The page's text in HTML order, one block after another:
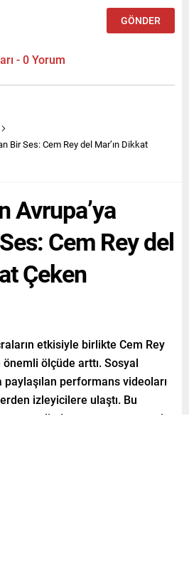
- 0 Yorum
Bir Ses: Cem Rey del Mar’ın Dikkat
Avrupa’ya
Cem Rey del
Çeken
etkisiyle birlikte Cem Rey
ölçüde arttı. Sosyal
performans videoları
izleyicilere ulaştı. Bu
genelinde tanınmasına zemin